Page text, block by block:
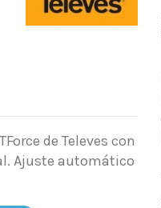
de Televes con
Ajuste automático